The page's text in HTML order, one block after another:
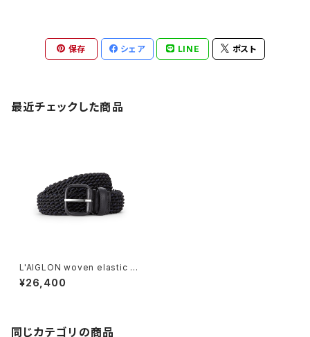
保存 シェア LINE ポスト
最近チェックした商品
L'AIGLON woven elastic be
lt (BLACK×NAVY)
¥26,400
同じカテゴリの商品